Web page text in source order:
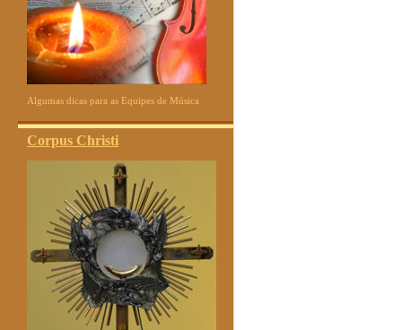
Algumas dicas para as Equipes de Música
Corpus Christi